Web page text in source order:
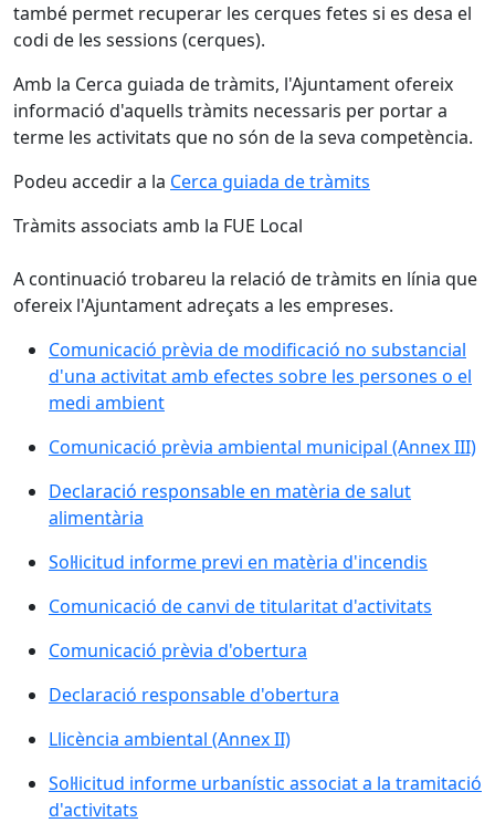
també permet recuperar les cerques fetes si es desa el
codi de les sessions (cerques).
Amb la Cerca guiada de tràmits, l'Ajuntament ofereix
informació d'aquells tràmits necessaris per portar a
terme les activitats que no són de la seva competència.
Podeu accedir a la Cerca guiada de tràmits
Tràmits associats amb la FUE Local
A continuació trobareu la relació de tràmits en línia que
ofereix l'Ajuntament adreçats a les empreses.
Comunicació prèvia de modificació no substancial
d'una activitat amb efectes sobre les persones o el
medi ambient
Comunicació prèvia ambiental municipal (Annex III)
Declaració responsable en matèria de salut
alimentària
Sol·licitud informe previ en matèria d'incendis
Comunicació de canvi de titularitat d'activitats
Comunicació prèvia d'obertura
Declaració responsable d'obertura
Llicència ambiental (Annex II)
Sol·licitud informe urbanístic associat a la tramitació
d'activitats